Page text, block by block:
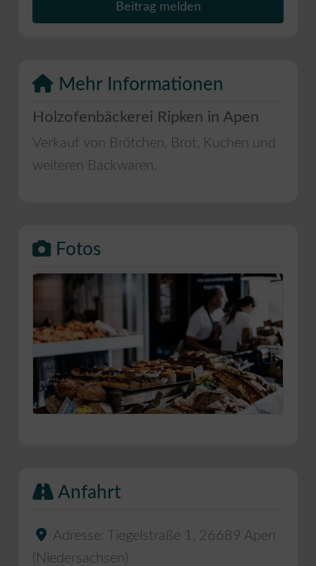
Beitrag melden
Mehr Informationen
Holzofenbäckerei Ripken in Apen
Verkauf von Brötchen, Brot, Kuchen und
weiteren Backwaren.
Fotos
Anfahrt
Adresse: Tiegelstraße 1 , 26689 Apen
( Niedersachsen)